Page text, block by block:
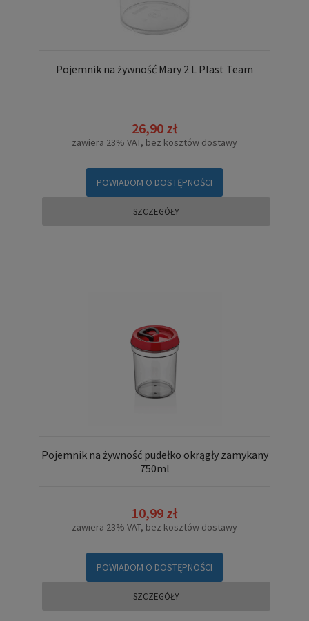
Pojemnik na żywność Mary 2 L Plast Team
26,90 zł
zawiera 23% VAT, bez kosztów dostawy
POWIADOM O DOSTĘPNOŚCI
SZCZEGÓŁY
Pojemnik na żywność pudełko okrągły zamykany
750ml
10,99 zł
zawiera 23% VAT, bez kosztów dostawy
POWIADOM O DOSTĘPNOŚCI
SZCZEGÓŁY